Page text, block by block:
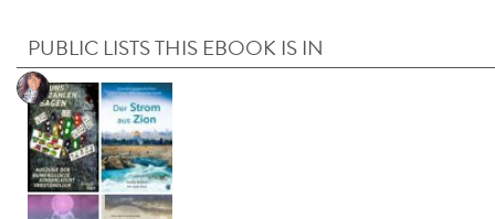
PUBLIC LISTS THIS EBOOK IS IN